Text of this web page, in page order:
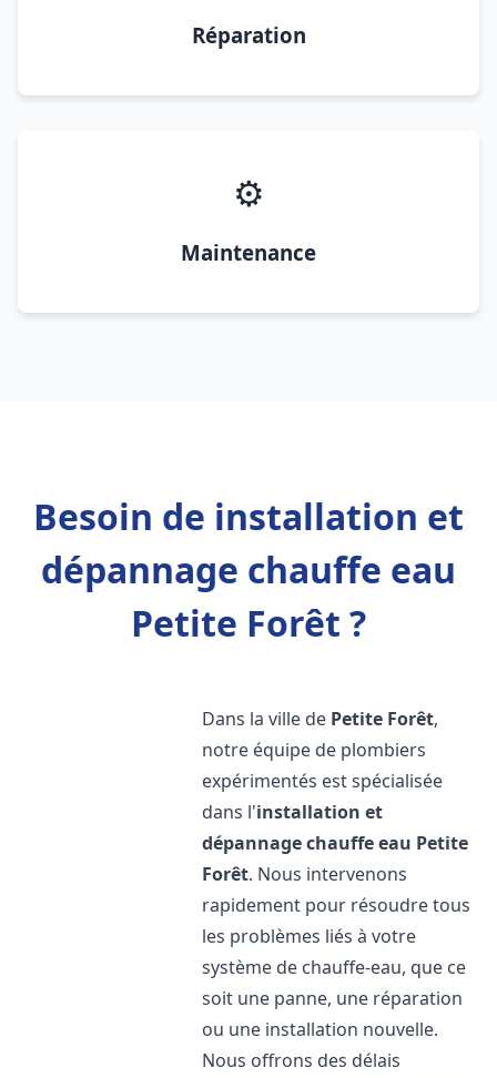
Réparation
⚙️
Maintenance
Besoin de installation et
dépannage chauffe eau
Petite Forêt ?
Dans la ville de Petite Forêt,
notre équipe de plombiers
expérimentés est spécialisée
dans l'installation et
dépannage chauffe eau Petite
Forêt. Nous intervenons
rapidement pour résoudre tous
les problèmes liés à votre
système de chauffe-eau, que ce
soit une panne, une réparation
ou une installation nouvelle.
Nous offrons des délais